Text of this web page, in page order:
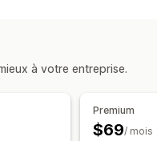
à votre entreprise.
Premium
$69/ mois